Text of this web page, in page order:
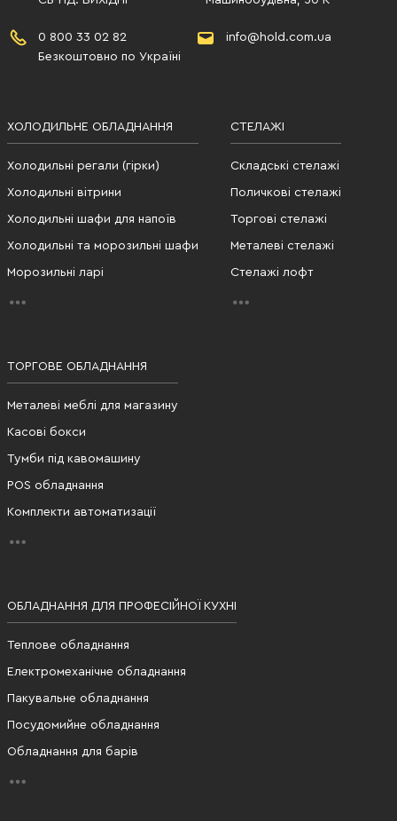
0 800 33 02 82
Безкоштовно по Україні
info@hold.com.ua
ХОЛОДИЛЬНЕ ОБЛАДНАННЯ
Холодильні регали (гірки)
Холодильні вітрини
Холодильні шафи для напоїв
Холодильні та морозильні шафи
Морозильні ларі
СТЕЛАЖІ
Складські стелажі
Поличкові стелажі
Торгові стелажі
Металеві стелажі
Стелажі лофт
ТОРГОВЕ ОБЛАДНАННЯ
Металеві меблі для магазину
Касові бокси
Тумби під кавомашину
POS обладнання
Комплекти автоматизації
ОБЛАДНАННЯ ДЛЯ ПРОФЕСІЙНОЇ КУХНІ
Теплове обладнання
Електромеханічне обладнання
Пакувальне обладнання
Посудомийне обладнання
Обладнання для барів